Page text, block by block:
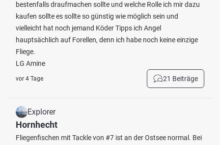
bestenfalls draufmachen sollte und welche Rolle ich mir dazu
kaufen sollte es sollte so günstig wie möglich sein und
vielleicht hat noch jemand Köder Tipps ich Angel
hauptsächlich auf Forellen, denn ich habe noch keine einzige
Fliege.
LG Amine
vor 4 Tage 21 Beiträge
Explorer
Hornhecht
Fliegenfischen mit Tackle von #7 ist an der Ostsee normal. Bei